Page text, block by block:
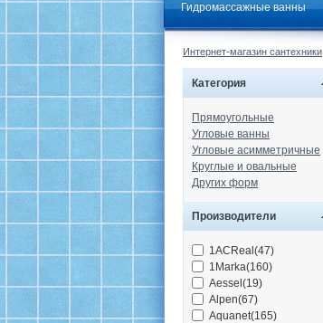
Гидромассажные ванны
Интернет-магазин сантехники
Категория
Прямоугольные
Угловые ванны
Угловые асимметричные
Круглые и овальные
Других форм
Производители
1ACReal(47)
1Marka(160)
Aessel(19)
Alpen(67)
Aquanet(165)